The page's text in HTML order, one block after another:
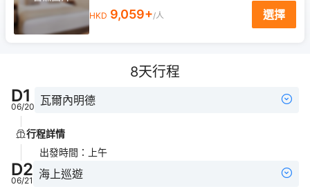
HKD 9,059+/人 選擇
8天行程
D1
06/20 瓦爾內明德
行程詳情
出發時間 ： 上午
D2
06/21 海上巡遊